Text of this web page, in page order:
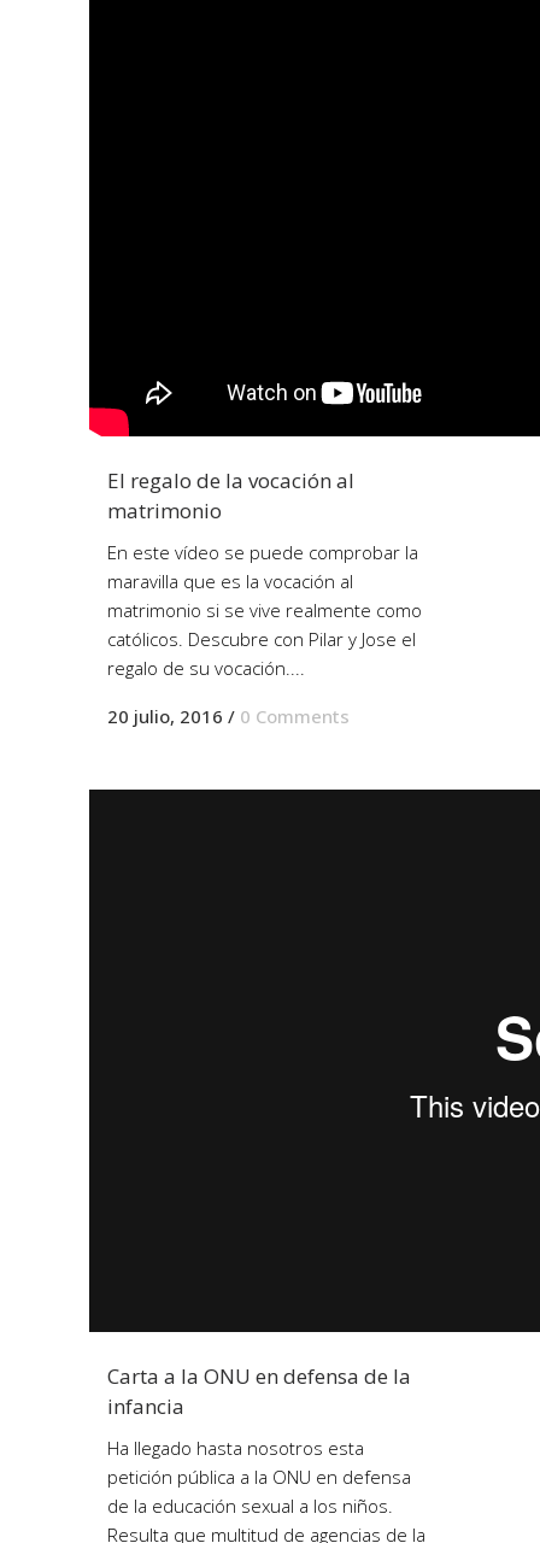
El regalo de la vocación al
matrimonio
En este vídeo se puede comprobar la
maravilla que es la vocación al
matrimonio si se vive realmente como
católicos. Descubre con Pilar y Jose el
regalo de su vocación....
20 julio, 2016 / 0 Comments
Carta a la ONU en defensa de la
infancia
Ha llegado hasta nosotros esta
petición pública a la ONU en defensa
de la educación sexual a los niños.
Resulta que multitud de agencias de la